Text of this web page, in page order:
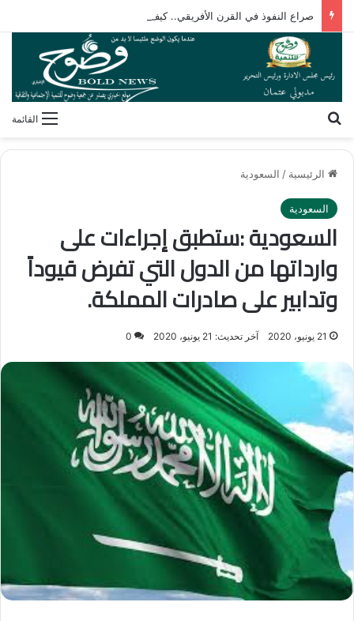
القائمة
الرئيسية / السعودية
السعودية
السعودية :ستطبق إجراءات على
وارداتها من الدول التي تفرض قيوداً
وتدابير على صادرات المملكة.
21 يونيو، 2020 آخر تحديث: 21 يونيو، 2020 0